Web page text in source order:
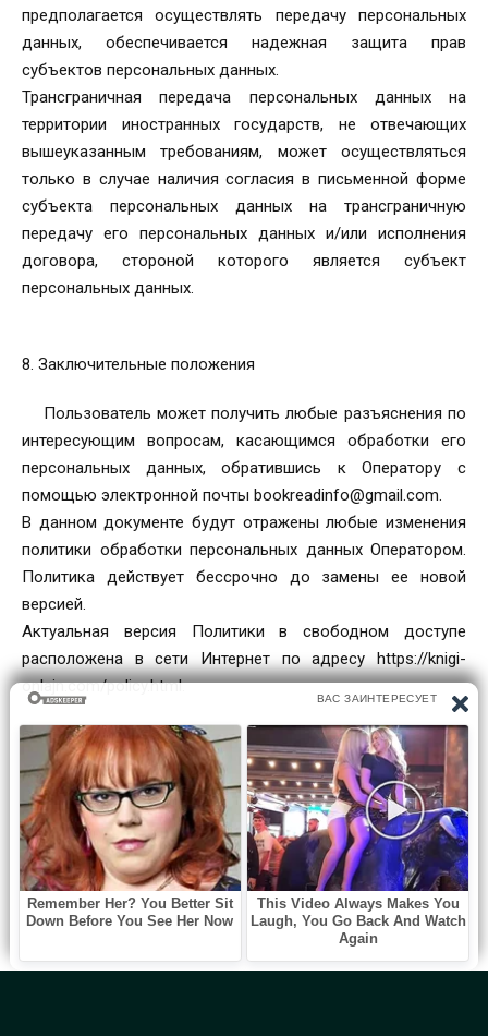
предполагается осуществлять передачу персональных
данных, обеспечивается надежная защита прав
субъектов персональных данных.
Трансграничная передача персональных данных на
территории иностранных государств, не отвечающих
вышеуказанным требованиям, может осуществляться
только в случае наличия согласия в письменной форме
субъекта персональных данных на трансграничную
передачу его персональных данных и/или исполнения
договора, стороной которого является субъект
персональных данных.
8. Заключительные положения
Пользователь может получить любые разъяснения по
интересующим вопросам, касающимся обработки его
персональных данных, обратившись к Оператору с
помощью электронной почты bookreadinfo@gmail.com.
В данном документе будут отражены любые изменения
политики обработки персональных данных Оператором.
Политика действует бессрочно до замены ее новой
версией.
Актуальная версия Политики в свободном доступе
расположена в сети Интернет по адресу https://knigi-
onlajn.com/policy.html.